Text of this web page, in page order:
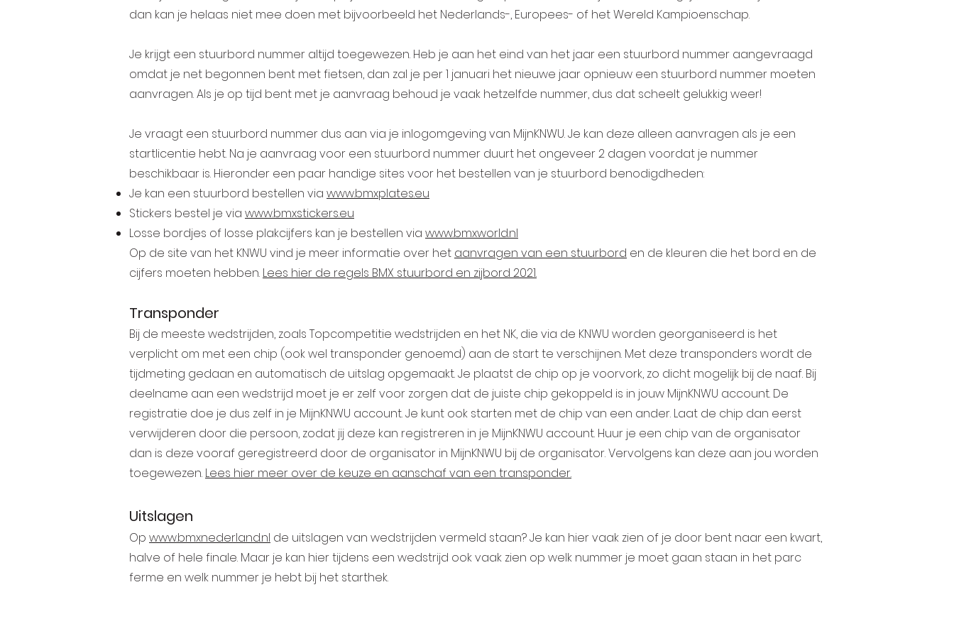
dan kan je helaas niet mee doen met bijvoorbeeld het Nederlands-, Europees- of het Wereld Kampioenschap.
Je krijgt een stuurbord nummer altijd toegewezen. Heb je aan het eind van het jaar een stuurbord nummer aangevraagd
omdat je net begonnen bent met fietsen, dan zal je per 1 januari het nieuwe jaar opnieuw een stuurbord nummer moeten
aanvragen. Als je op tijd bent met je aanvraag behoud je vaak hetzelfde nummer, dus dat scheelt gelukkig weer!
Je vraagt een stuurbord nummer dus aan via je inlogomgeving van MijnKNWU. Je kan deze alleen aanvragen als je een
startlicentie hebt. Na je aanvraag voor een stuurbord nummer duurt het ongeveer 2 dagen voordat je nummer
beschikbaar is. Hieronder een paar handige sites voor het bestellen van je stuurbord benodigdheden:
Je kan een stuurbord bestellen via www.bmxplates.eu
Stickers bestel je via www.bmxstickers.eu
Losse bordjes of losse plakcijfers kan je bestellen via www.bmxworld.nl
Op de site van het KNWU vind je meer informatie over het aanvragen van een stuurbord en de kleuren die het bord en de
cijfers moeten hebben. Lees hier de regels BMX stuurbord en zijbord 2021.
Transponder
Bij de meeste wedstrijden, zoals Topcompetitie wedstrijden en het NK, die via de KNWU worden georganiseerd is het
verplicht om met een chip (ook wel transponder genoemd) aan de start te verschijnen. Met deze transponders wordt de
tijdmeting gedaan en automatisch de uitslag opgemaakt. Je plaatst de chip op je voorvork, zo dicht mogelijk bij de naaf. Bij
deelname aan een wedstrijd moet je er zelf voor zorgen dat de juiste chip gekoppeld is in jouw MijnKNWU account. De
registratie doe je dus zelf in je MijnKNWU account. Je kunt ook starten met de chip van een ander. Laat de chip dan eerst
verwijderen door die persoon, zodat jij deze kan registreren in je MijnKNWU account. Huur je een chip van de organisator
dan is deze vooraf geregistreerd door de organisator in MijnKNWU bij de organisator. Vervolgens kan deze aan jou worden
toegewezen. Lees hier meer over de keuze en aanschaf van een transponder.
Uitslagen
Op www.bmxnederland.nl de uitslagen van wedstrijden vermeld staan? Je kan hier vaak zien of je door bent naar een kwart,
halve of hele finale. Maar je kan hier tijdens een wedstrijd ook vaak zien op welk nummer je moet gaan staan in het parc
ferme en welk nummer je hebt bij het starthek.